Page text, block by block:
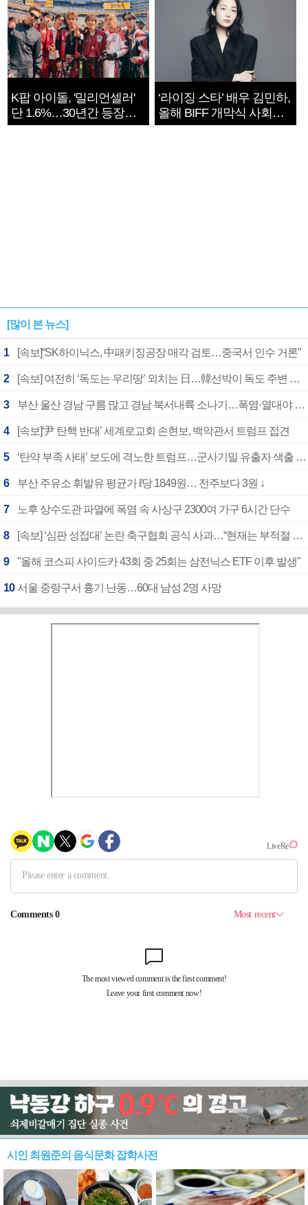
K팝 아이돌, '밀리언셀러'
단 1.6%…30년간 등장
1182개팀 전수조사
‘라이징 스타’ 배우 김민하,
올해 BIFF 개막식 사회자
확정
[많이 본 뉴스]
1 [속보]“SK하이닉스, 中패키징공장 매각 검토…중국서 인수 거론”
2 [속보] 여전히 ‘독도는 우리땅’ 외치는 日…韓선박이 독도 주변 해양조사 활동하자 반발
3 부산 울산 경남 구름 많고 경남 북서내륙 소나기…폭염·열대야 계속
4 [속보]‘尹 탄핵 반대’ 세계로교회 손현보, 백악관서 트럼프 접견
5 ‘탄약 부족 사태’ 보도에 격노한 트럼프…군사기밀 유출자 색출 지시
6 부산 주유소 휘발유 평균가 ℓ당 1849원… 전주보다 3원 ↓
7 노후 상수도관 파열에 폭염 속 사상구 2300여 가구 6시간 단수
8 [속보] ‘심판 성접대’ 논란 축구협회 공식 사과…“현재는 부적절 행위 없어”
9 "올해 코스피 사이드카 43회 중 25회는 삼전닉스 ETF 이후 발생"
10 서울 중랑구서 흉기 난동…60대 남성 2명 사망
시인 최원준의 음식문화 잡학사전